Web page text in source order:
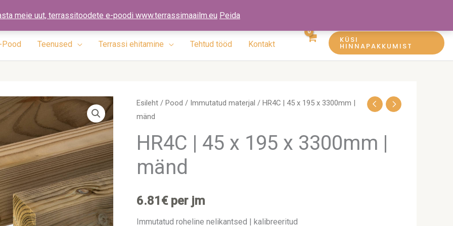
meie uut, terrassitoodete e-poodi www.terrassimaailm.eu Peida
Pood Teenused Terrassi ehitamine Tehtud tööd Kontakt KÜSI
HINNAPAKKUMIST
Esileht/ Pood / Immutatud materjal / HR4C | 45 x 195 x 3300mm |
mänd
HR4C | 45 x 195 x 3300mm |
mänd
6.81€per jm
Immutatud roheline nelikantsed | kalibreeritud
HR4C
|
195
x
|
mänd